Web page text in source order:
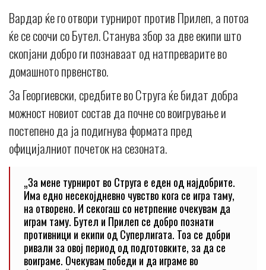
Вардар ќе го отвори турнирот против Прилеп, а потоа
ќе се соочи со Бутел. Станува збор за две екипи што
скопјани добро ги познаваат од натпреварите во
домашното првенство.
За Георгиевски, средбите во Струга ќе бидат добра
можност новиот состав да почне со воигрување и
постепено да ја подигнува формата пред
официјалниот почеток на сезоната.
„За мене турнирот во Струга е еден од најдобрите.
Има едно несекојдневно чувство кога се игра таму,
на отворено. И секогаш со нетрпение очекувам да
играм таму. Бутел и Прилеп се добро познати
противници и екипи од Суперлигата. Тоа се добри
ривали за овој период од подготовките, за да се
воиграме. Очекувам победи и да играме во